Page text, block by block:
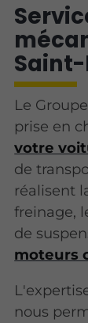
Le
prise en
votre
de
réalisent
freinage,
de
moteurs
nous